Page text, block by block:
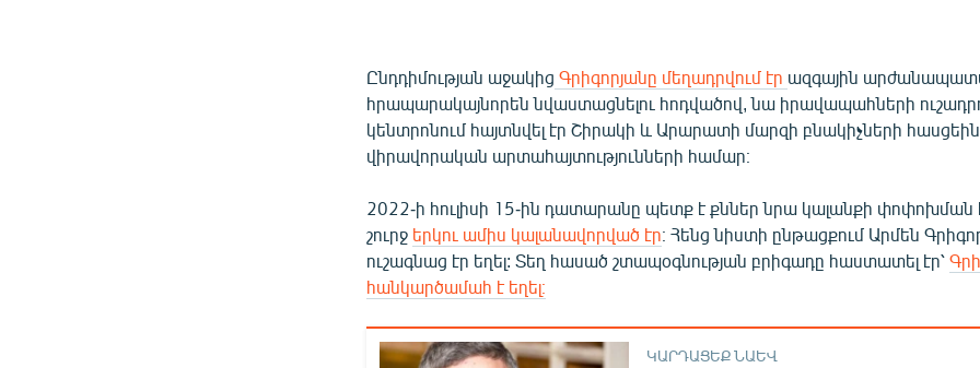
Ընդդիմության աջակից Գրիգորյանը մեղադրվում էր ազգային
հրապարակայնորեն նվաստացնելու հոդվածով, նա իրավապահների
կենտրոնում հայտնվել էր Շիրակի և Արարատի մարզի բնակիչների
վիրավորական արտահայտությունների համար։
2022-ի հուլիսի 15-ին դատարանը պետք է քններ նրա կալանքի
շուրջ երկու ամիս կալանավորված էր։ Հենց նիստի ընթացքում Արմեն
ուշագնաց էր եղել: Տեղ հասած շտապօգնության բրիգադը հաստատել էր՝
հանկարծամահ է եղել։
ԿԱՐԴԱՑԵՔ ՆԱԵՎ